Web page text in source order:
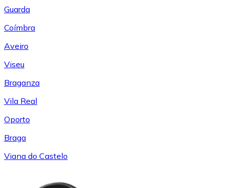
Guarda
Coímbra
Aveiro
Viseu
Braganza
Vila Real
Oporto
Braga
Viana do Castelo